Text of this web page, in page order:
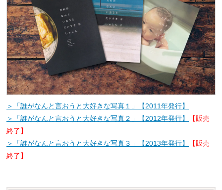
＞「誰がなんと言おうと大好きな写真１」【2011年発行】
＞「誰がなんと言おうと大好きな写真２」【2012年発行】
【販売
終了】
＞「誰がなんと言おうと大好きな写真３」【2013年発行】
【販売
終了】